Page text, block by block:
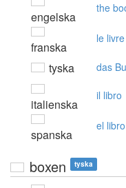
engelska
the
franska
le livre
tyska das
italienska
il libro
spanska
el libro
boxen tyska